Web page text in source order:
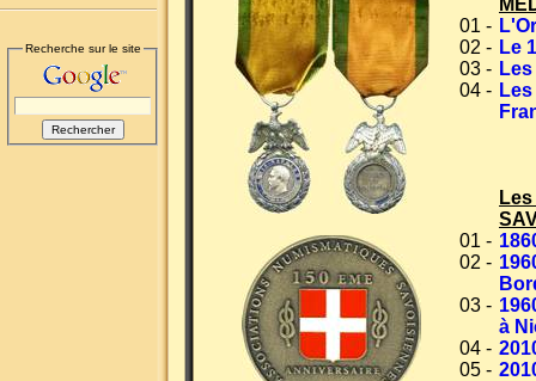
Recherche sur le site
01 -
02 - Le
03 -
04 -
01 -
02 -
03 -
à
04 -
05 -